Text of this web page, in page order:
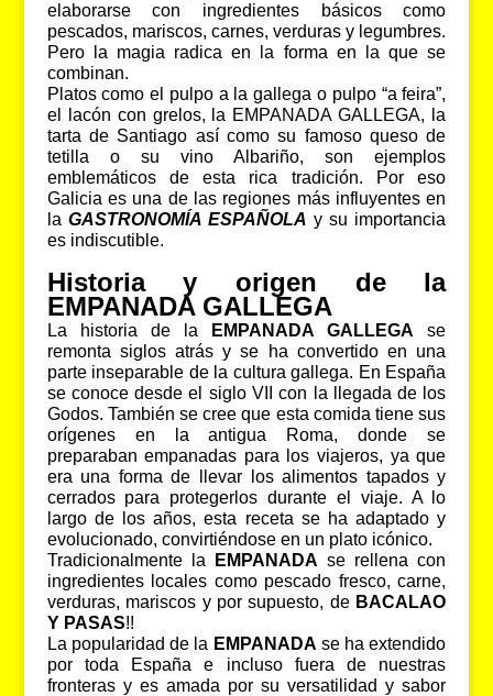
elaborarse con ingredientes básicos como
pescados, mariscos, carnes, verduras y legumbres.
Pero la magia radica en la forma en la que se
combinan.
Platos como el pulpo a la gallega o pulpo “a feira”,
el lacón con grelos, la EMPANADA GALLEGA, la
tarta de Santiago así como su famoso queso de
tetilla o su vino Albariño, son ejemplos
emblemáticos de esta rica tradición. Por eso
Galicia es una de las regiones más influyentes en
la GASTRONOMÍA ESPAÑOLA y su importancia
es indiscutible.
Historia y origen de la
EMPANADA GALLEGA
La historia de la EMPANADA GALLEGA se
remonta siglos atrás y se ha convertido en una
parte inseparable de la cultura gallega. En España
se conoce desde el siglo VII con la llegada de los
Godos. También se cree que esta comida tiene sus
orígenes en la antigua Roma, donde se
preparaban empanadas para los viajeros, ya que
era una forma de llevar los alimentos tapados y
cerrados para protegerlos durante el viaje. A lo
largo de los años, esta receta se ha adaptado y
evolucionado, convirtiéndose en un plato icónico.
Tradicionalmente la
EMPANADA se rellena con
ingredientes locales como pescado fresco, carne,
verduras, mariscos y por supuesto, de BACALAO
Y PASAS!!
La popularidad de la EMPANADA se ha extendido
por toda España e incluso fuera de nuestras
fronteras y es amada por su versatilidad y sabor